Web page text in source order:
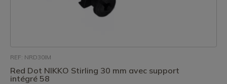
REF: NRD30IM
Red Dot NIKKO Stirling 30 mm avec support
intégré 58